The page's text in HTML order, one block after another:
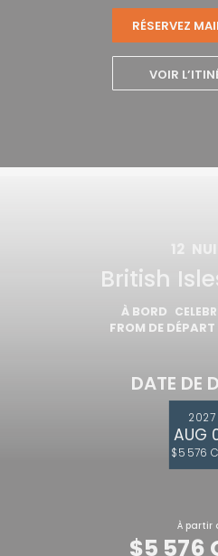
RÉSERVEZ
VOIR
12
British
À BORD
FROM DE DÉPART
DATE DE
2027
AUG
$5 576
À partir
$5 576